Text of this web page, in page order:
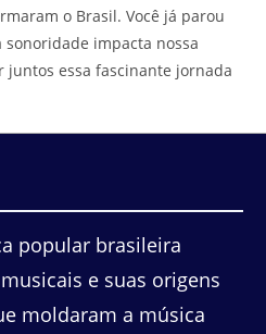
o Brasil. Você já parou
impacta nossa
juntos essa fascinante jornada
popular brasileira
e suas origens
moldaram a música